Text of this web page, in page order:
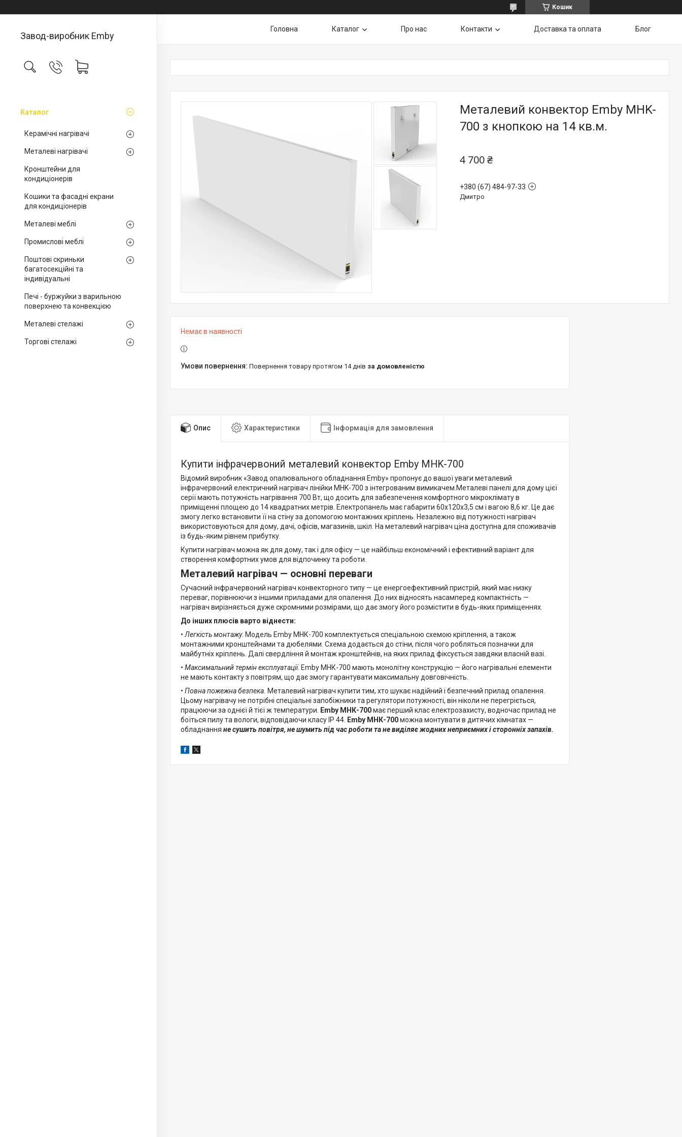
Кошик
Завод-виробник Emby
Каталог
Керамічні нагрівачі
Металеві нагрівачі
Кронштейни для
кондиціонерів
Кошики та фасадні екрани
для кондиціонерів
Металеві меблі
Промислові меблі
Поштові скриньки
багатосекційні та
індивідуальні
Печі - буржуйки з варильною
поверхнею та конвекцією
Металеві стелажі
Торгові стелажі
Головна Каталог Про нас Контакти Доставка та оплата Блог
Металевий конвектор Emby MHK-
700 з кнопкою на 14 кв.м.
4 700 ₴
+380 (67) 484-97-33
Дмитро
Немає в наявності
повернення товару протягом 14 днів за домовленістю
Опис Характеристики Інформація для замовлення
Купити інфрачервоний металевий конвектор Emby MHK-700
Відомий виробник «Завод опалювального обладнання Emby» пропонує до вашої уваги металевий
інфрачервоний електричний нагрівач лінійки MHK-700 з інтегрованим вимикачем.Металеві панелі для дому цієї
серії мають потужність нагрівання 700 Вт, що досить для забезпечення комфортного мікроклімату в
приміщенні площею до 14 квадратних метрів. Електропанель має габарити 60х120х3,5 см і вагою 8,6 кг. Це дає
змогу легко встановити її на стіну за допомогою монтажних кріплень. Незалежно від потужності нагрівач
використовуються для дому, дачі, офісів, магазинів, шкіл. На металевий нагрівач ціна доступна для споживачів
із будь-яким рівнем прибутку.
Купити нагрівач можна як для дому, так і для офісу — це найбільш економічний і ефективний варіант для
створення комфортних умов для відпочинку та роботи.
Металевий нагрівач — основні переваги
Сучасний інфрачервоний нагрівач конвекторного типу — це енергоефективний пристрій, який має низку
переваг, порівнюючи з іншими приладами для опалення. До них відносять насамперед компактність —
нагрівач вирізняється дуже скромними розмірами, що дає змогу його розмістити в будь-яких приміщеннях.
До інших плюсів варто віднести:
• Легкість монтажу. Модель Emby МHК-700 комплектується спеціальною схемою кріплення, а також
монтажними кронштейнами та дюбелями. Схема додається до стіни, після чого робляться позначки для
майбутніх кріплень. Далі свердління й монтаж кронштейнів, на яких прилад фіксується завдяки власній вазі.
• Максимальний термін експлуатації. Emby МHК-700 мають монолітну конструкцію — його нагрівальні елементи
не мають контакту з повітрям, що дає змогу гарантувати максимальну довговічність.
• Повна пожежна безпека. Металевий нагрівач купити тим, хто шукає надійний і безпечний прилад опалення.
Цьому нагрівачу не потрібні спеціальні запобіжники та регулятори потужності, він ніколи не перегріється,
працюючи за однієї й тієї ж температури.
Emby МHК-700має перший клас електрозахисту, водночас прилад не
боїться пилу та вологи, відповідаючи класу IP 44. Emby МHК-700можна монтувати в дитячих кімнатах —
обладнання не сушить повітря, не шумить під час роботи та не виділяє жодних неприємних і сторонніх запахів.